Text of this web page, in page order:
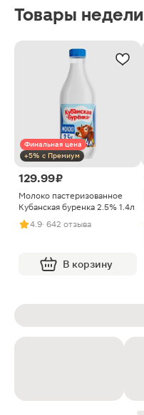
Товары недели
Финальная цена
+5% с Премиум
129.99 ₽
Молоко пастеризованное
Кубанская буренка 2.5% 1.4л
4.9· 642 отзыва
В корзину